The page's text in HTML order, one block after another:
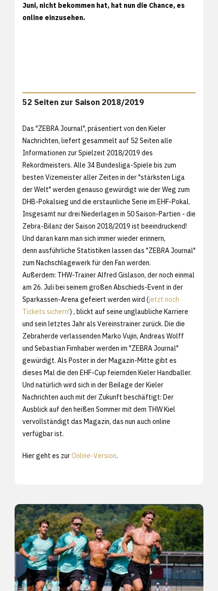
Juni, nicht bekommen hat, hat nun die Chance, es
online einzusehen.
52 Seiten zur Saison 2018/2019
Das "ZEBRA Journal", präsentiert von den Kieler
Nachrichten, liefert gesammelt auf 52 Seiten alle
Informationen zur Spielzeit 2018/2019 des
Rekordmeisters. Alle 34 Bundesliga-Spiele bis zum
besten Vizemeister aller Zeiten in der "stärksten Liga
der Welt" werden genauso gewürdigt wie der Weg zum
DHB-Pokalsieg und die erstaunliche Serie im EHF-Pokal.
Insgesamt nur drei Niederlagen in 50 Saison-Partien - die
Zebra-Bilanz der Saison 2018/2019 ist beeindruckend!
Und daran kann man sich immer wieder erinnern,
denn ausführliche Statistiken lassen das "ZEBRA Journal"
zum Nachschlagewerk für den Fan werden.
Außerdem: THW-Trainer Alfred Gislason, der noch einmal
am 26. Juli bei seinem großen Abschieds-Event in der
Sparkassen-Arena gefeiert werden wird (jetzt noch
Tickets sichern!) , blickt auf seine unglaubliche Karriere
und sein letztes Jahr als Vereinstrainer zurück. Die die
Zebraherde verlassenden Marko Vujin, Andreas Wolff
und Sebastian Firnhaber werden im "ZEBRA Journal"
gewürdigt. Als Poster in der Magazin-Mitte gibt es
dieses Mal die den EHF-Cup feiernden Kieler Handballer.
Und natürlich wird sich in der Beilage der Kieler
Nachrichten auch mit der Zukunft beschäftigt: Der
Ausblick auf den heißen Sommer mit dem THW Kiel
vervollständigt das Magazin, das nun auch online
verfügbar ist.
Hier geht es zurOnline-Version.